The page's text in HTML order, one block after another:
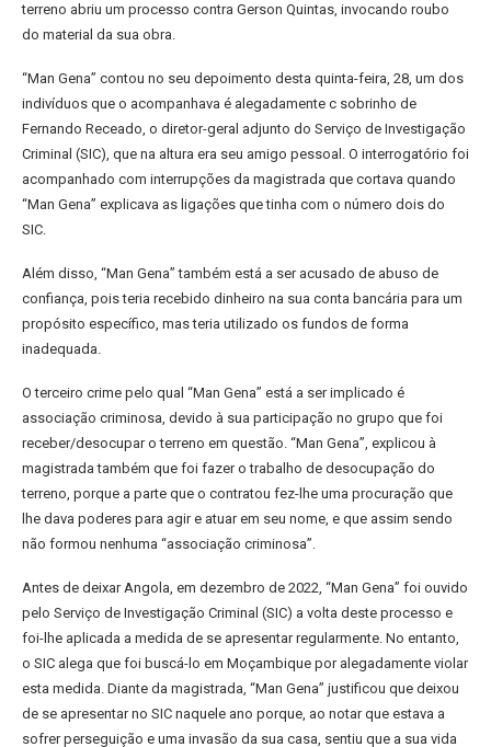
terreno abriu um processo contra Gerson Quintas, invocando roubo
do material da sua obra.
“Man Gena” contou no seu depoimento desta quinta-feira, 28, um dos
indivíduos que o acompanhava é alegadamente c sobrinho de
Fernando Receado, o diretor-geral adjunto do Serviço de Investigação
Criminal (SIC), que na altura era seu amigo pessoal. O interrogatório foi
acompanhado com interrupções da magistrada que cortava quando
“Man Gena” explicava as ligações que tinha com o número dois do
SIC.
Além disso, “Man Gena” também está a ser acusado de abuso de
confiança, pois teria recebido dinheiro na sua conta bancária para um
propósito específico, mas teria utilizado os fundos de forma
inadequada.
O terceiro crime pelo qual “Man Gena” está a ser implicado é
associação criminosa, devido à sua participação no grupo que foi
receber/desocupar o terreno em questão. “Man Gena”, explicou à
magistrada também que foi fazer o trabalho de desocupação do
terreno, porque a parte que o contratou fez-lhe uma procuração que
lhe dava poderes para agir e atuar em seu nome, e que assim sendo
não formou nenhuma “associação criminosa”.
Antes de deixar Angola, em dezembro de 2022, “Man Gena” foi ouvido
pelo Serviço de Investigação Criminal (SIC) a volta deste processo e
foi-lhe aplicada a medida de se apresentar regularmente. No entanto,
o SIC alega que foi buscá-lo em Moçambique por alegadamente violar
esta medida. Diante da magistrada, “Man Gena” justificou que deixou
de se apresentar no SIC naquele ano porque, ao notar que estava a
sofrer perseguição e uma invasão da sua casa, sentiu que a sua vida